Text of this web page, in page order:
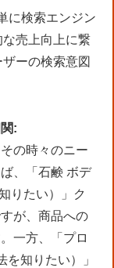
に検索エンジン
売上向上に繋
ーの検索意図
:
の時々のニー
、「石鹸 ボデ
りたい）」ク
が、商品への
一方、「プロ
知りたい）」